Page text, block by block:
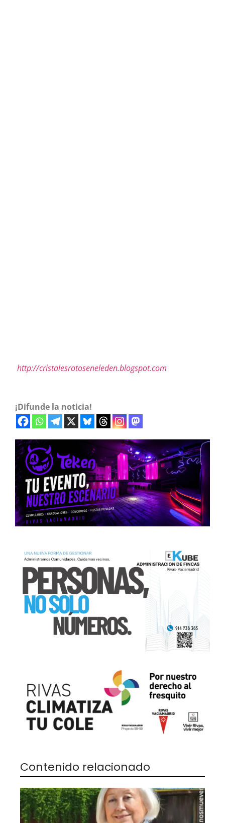
http://cristalesrotoseneleden.blogspot.com
¡Difunde la noticia!
Contenido relacionado